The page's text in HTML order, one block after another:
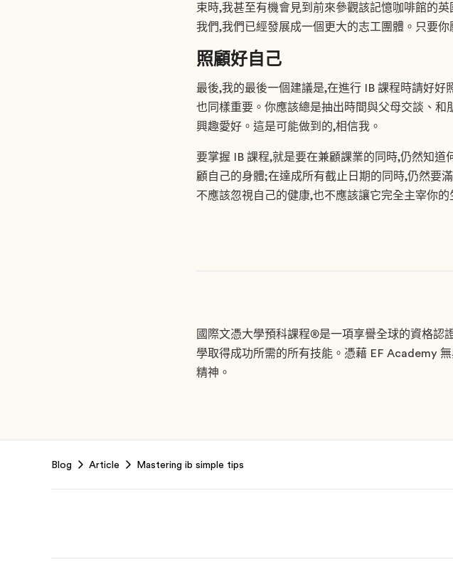
束時,我甚至有機會見到前來參觀該記憶咖啡館的
我們,我們已經發展成一個更大的志工團體。只要
照顧好自己
最後,我的最後一個建議是,在進行 IB 課程時請好
也同樣重要。你應該總是抽出時間與父母交談、
興趣愛好。這是可能做到的,相信我。
要掌握 IB 課程,就是要在兼顧課業的同時,仍然知
顧自己的身體;在達成所有截止日期的同時,仍然要
不應該忽視自己的健康,也不應該讓它完全主宰你的
國際文憑大學預科課程®是一項享譽全球的資格認
學取得成功所需的所有技能。憑藉 EF Academy
精神。
Blog Article Mastering ib simple tips